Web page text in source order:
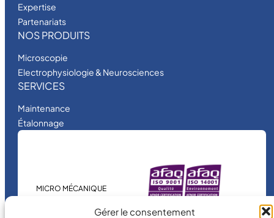
Gérer le consentement
Expertise
Partenariats
NOS PRODUITS
Microscopie
Electrophysiologie & Neurosciences
SERVICES
Maintenance
Étalonnage
MICRO MÉCANIQUE